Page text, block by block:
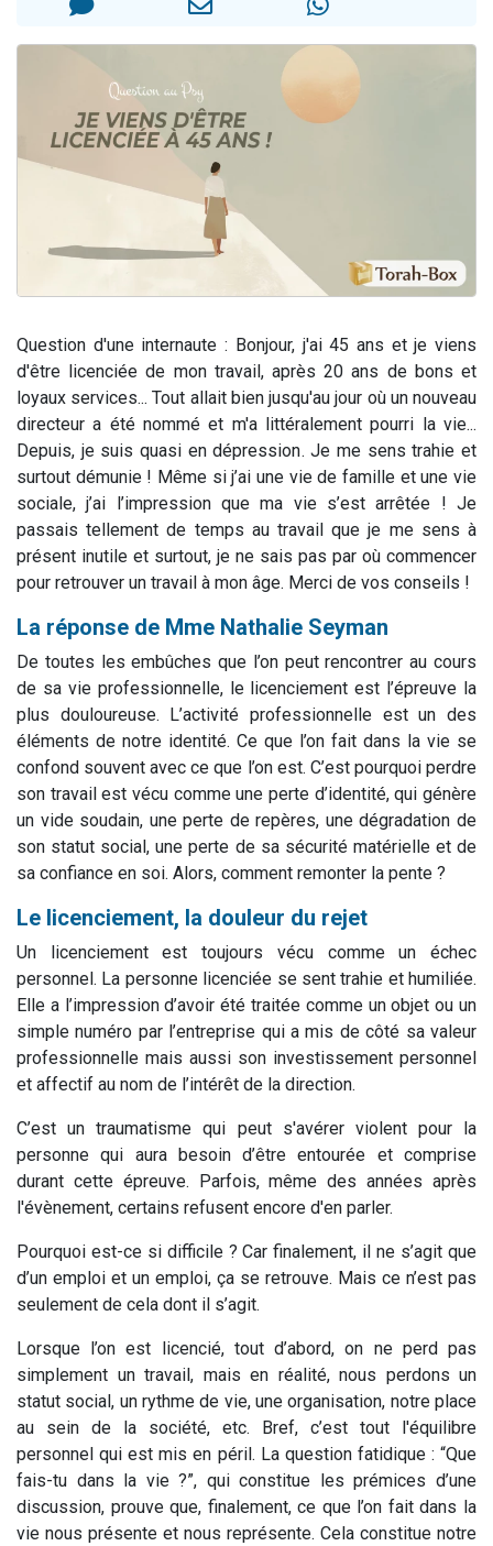
Il reste 49 places pour étudier en groupe sur Zoom
12 nouvelles musiques dans Torah-Box Music
Question d'une internaute : Bonjour, j'ai 45 ans et je viens
d'être licenciée de mon travail, après 20 ans de bons et
loyaux services... Tout allait bien jusqu'au jour où un nouveau
directeur a été nommé et m'a littéralement pourri la vie...
Depuis, je suis quasi en dépression. Je me sens trahie et
surtout démunie ! Même si j’ai une vie de famille et une vie
sociale, j’ai l’impression que ma vie s’est arrêtée ! Je
passais tellement de temps au travail que je me sens à
présent inutile et surtout, je ne sais pas par où commencer
pour retrouver un travail à mon âge. Merci de vos conseils !
La réponse de Mme Nathalie Seyman
De toutes les embûches que l’on peut rencontrer au cours
de sa vie professionnelle, le licenciement est l’épreuve la
plus douloureuse. L’activité professionnelle est un des
éléments de notre identité. Ce que l’on fait dans la vie se
confond souvent avec ce que l’on est. C’est pourquoi perdre
son travail est vécu comme une perte d’identité, qui génère
un vide soudain, une perte de repères, une dégradation de
son statut social, une perte de sa sécurité matérielle et de
sa confiance en soi. Alors, comment remonter la pente ?
Le licenciement, la douleur du rejet
Un licenciement est toujours vécu comme un échec
personnel. La personne licenciée se sent trahie et humiliée.
Elle a l’impression d’avoir été traitée comme un objet ou un
simple numéro par l’entreprise qui a mis de côté sa valeur
professionnelle mais aussi son investissement personnel
et affectif au nom de l’intérêt de la direction.
C’est un traumatisme qui peut s'avérer violent pour la
personne qui aura besoin d’être entourée et comprise
durant cette épreuve. Parfois, même des années après
l'évènement, certains refusent encore d'en parler.
Pourquoi est-ce si difficile ? Car finalement, il ne s’agit que
d’un emploi et un emploi, ça se retrouve. Mais ce n’est pas
seulement de cela dont il s’agit.
Lorsque l’on est licencié, tout d’abord, on ne perd pas
simplement un travail, mais en réalité, nous perdons un
statut social, un rythme de vie, une organisation, notre place
au sein de la société, etc. Bref, c’est tout l'équilibre
personnel qui est mis en péril. La question fatidique : “Que
fais-tu dans la vie ?”, qui constitue les prémices d’une
discussion, prouve que, finalement, ce que l’on fait dans la
vie nous présente et nous représente. Cela constitue notre